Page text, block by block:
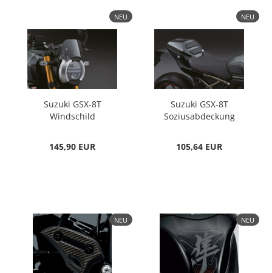
NEU
Suzuki GSX-8T
Windschild
145,90 EUR
NEU
Suzuki GSX-8T
Soziusabdeckung
105,64 EUR
NEU NEU